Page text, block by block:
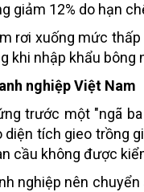
giảm 12% do hạn
rơi xuống mức
khi nhập khẩu bông
nghiệp Việt Nam
trước một "ngã
tích gieo trồng
cầu không được
nghiệp nên